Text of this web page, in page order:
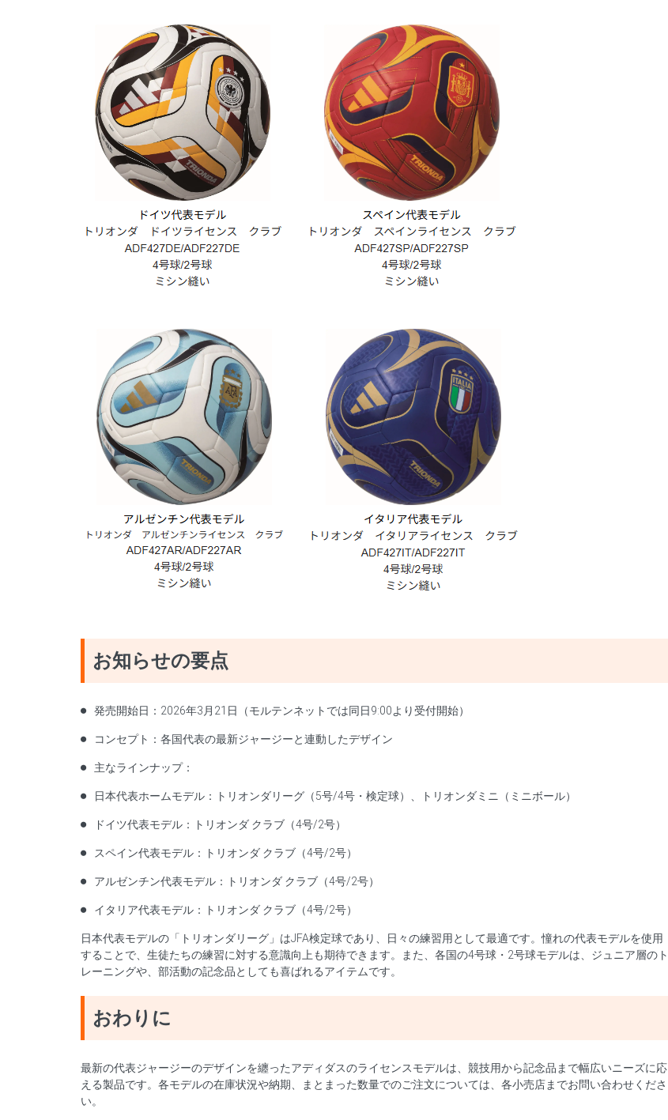
お知らせの要点
発売開始日：2026年3月21日（モルテンネットでは同日9:00より受付開始）
コンセプト：各国代表の最新ジャージーと連動したデザイン
主なラインナップ：
日本代表ホームモデル：トリオンダリーグ（5号/4号・検定球）、トリオンダミニ（ミニボール）
ドイツ代表モデル：トリオンダ クラブ（4号/2号）
スペイン代表モデル：トリオンダ クラブ（4号/2号）
アルゼンチン代表モデル：トリオンダ クラブ（4号/2号）
イタリア代表モデル：トリオンダ クラブ（4号/2号）
日本代表モデルの「トリオンダリーグ」はJFA検定球であり、日々の練習用として最適です。憧れの代表モデルを使用
することで、生徒たちの練習に対する意識向上も期待できます。また、各国の4号球・2号球モデルは、ジュニア層のト
レーニングや、部活動の記念品としても喜ばれるアイテムです。
おわりに
最新の代表ジャージーのデザインを纏ったアディダスのライセンスモデルは、競技用から記念品まで幅広いニーズに応
える製品です。各モデルの在庫状況や納期、まとまった数量でのご注文については、各小売店までお問い合わせくださ
い。